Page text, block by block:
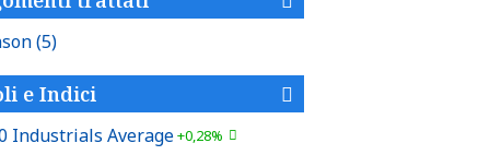
(5)
e Indici
Industrials Average+0,28%